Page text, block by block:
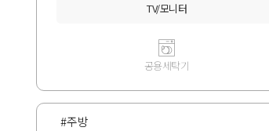
TV/모니터
공용세탁기
#주방